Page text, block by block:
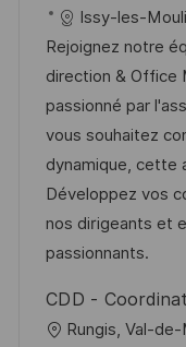
t
i
o
n
t
e
d
D
a
t
e
I
t
e
g
o
r
y
Issy-les-
Rejoignez notre
direction & Office
passionné par
vous souhaitez
dynamique, cette
Développez vos
nos dirigeants et
passionnants.
CDD -
L
Rungis, Val-